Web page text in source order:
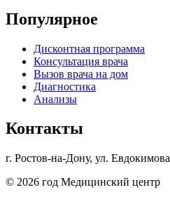
Популярное
Дисконтная программа
Консультация врача
Вызов врача на дом
Диагностика
Анализы
Контакты
г. Ростов-на-Дону, ул. Евдокимова
© 2026 год Медицинский центр